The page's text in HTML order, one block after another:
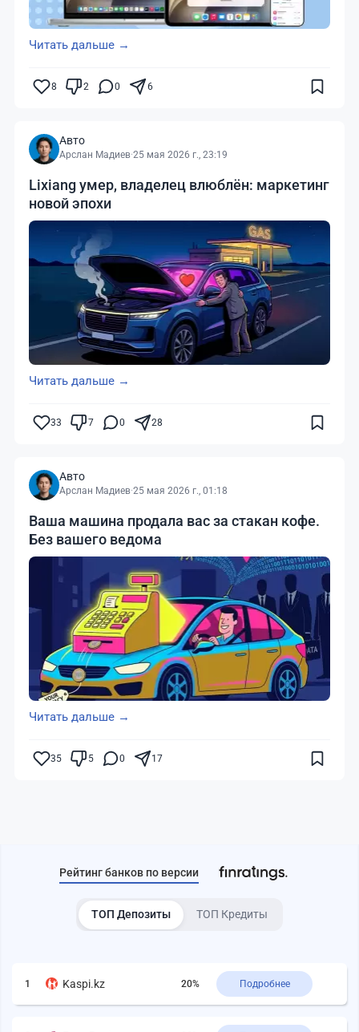
Читать дальше →
8 2 0 6
Авто
Арслан Мадиев·25 мая 2026 г., 23:19
Lixiang умер, владелец влюблён: маркетинг
новой эпохи
Читать дальше →
33 7 0 28
Авто
Арслан Мадиев·25 мая 2026 г., 01:18
Ваша машина продала вас за стакан кофе.
Без вашего ведома
Читать дальше →
35 5 0 17
Рейтинг банков по версии
ТОП Депозиты ТОП Кредиты
1 Kaspi.kz 20% Подробнее